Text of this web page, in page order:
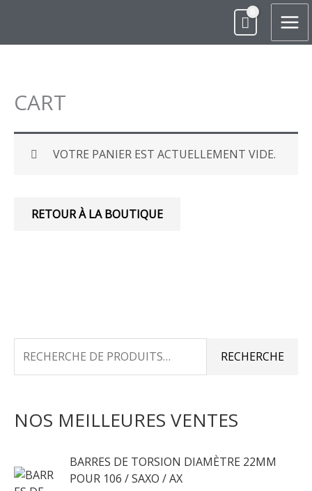
CONTENU
E
H
C
RECHERCHE
NOS MEILLEURES VENTES
BARRES DE TORSION DIAMÈTRE 22MM
POUR 106 / SAXO / AX
CART
VOTRE PANIER EST ACTUELLEMENT VIDE.
RETOUR À LA BOUTIQUE